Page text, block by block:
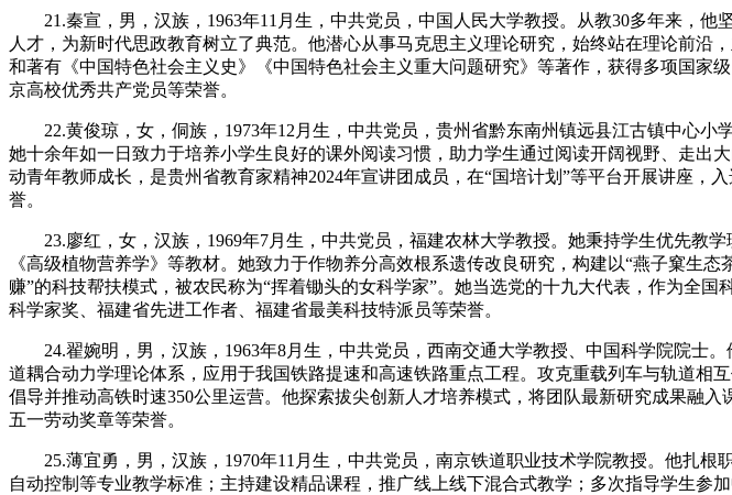
21.秦宣，男，汉族，1963年11月生，中共党员，中国人民大学教授。从教30多年来，他
人才，为新时代思政教育树立了典范。他潜心从事马克思主义理论研究，始终站在理论前
和著有《中国特色社会主义史》《中国特色社会主义重大问题研究》等著作，获得多项国
京高校优秀共产党员等荣誉。
22.黄俊琼，女，侗族，1973年12月生，中共党员，贵州省黔东南州镇远县江古镇中心小
她十余年如一日致力于培养小学生良好的课外阅读习惯，助力学生通过阅读开阔视野、走
动青年教师成长，是贵州省教育家精神2024年宣讲团成员，在“国培计划”等平台开展讲座
誉。
23.廖红，女，汉族，1969年7月生，中共党员，福建农林大学教授。她秉持学生优先教
《高级植物营养学》等教材。她致力于作物养分高效根系遗传改良研究，构建以“燕子窠生
赚”的科技帮扶模式，被农民称为“挥着锄头的女科学家”。她当选党的十九大代表，作为全
科学家奖、福建省先进工作者、福建省最美科技特派员等荣誉。
24.翟婉明，男，汉族，1963年8月生，中共党员，西南交通大学教授、中国科学院院士
道耦合动力学理论体系，应用于我国铁路提速和高速铁路重点工程。攻克重载列车与轨道相
倡导并推动高铁时速350公里运营。他探索拔尖创新人才培养模式，将团队最新研究成果融
五一劳动奖章等荣誉。
25.薄宜勇，男，汉族，1970年11月生，中共党员，南京铁道职业技术学院教授。他扎根
自动控制等专业教学标准；主持建设精品课程，推广线上线下混合式教学；多次指导学生